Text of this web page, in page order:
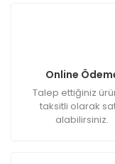
Online
Talep ettiğiniz
taksitli olarak
alabilirsiniz.